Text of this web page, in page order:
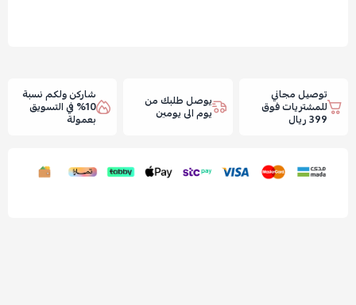
توصيل مجاني
للمشتريات فوق
399 ريال
يوصل طلبك من
يوم الى يومين
شاركن ولكم نسبة
10% في التسويق
بعمولة